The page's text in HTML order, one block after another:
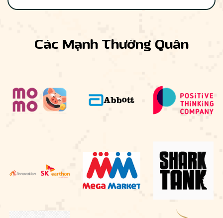
Các Mạnh Thường Quân